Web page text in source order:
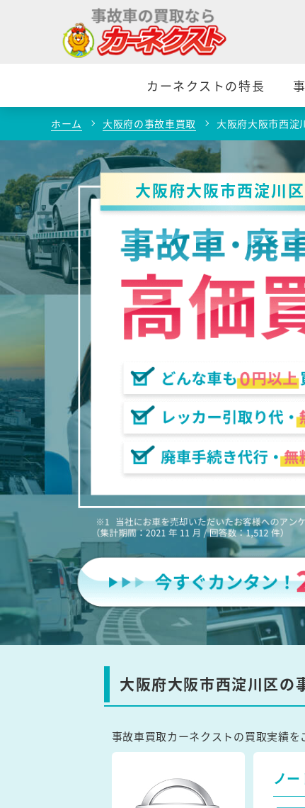
カーネクストの特長
ホーム 大阪府の事故車買取 大阪府大阪市西淀
大阪府大阪市西淀川区
大阪府大阪市西淀川区の
事故車買取カーネクストの買取実績を
ノー